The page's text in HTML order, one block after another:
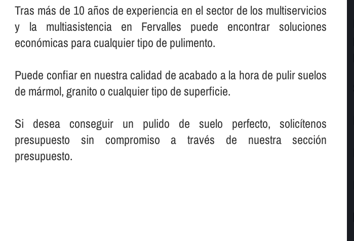
Tras más de 10 años de experiencia en el sector de los multiservicios
y la multiasistencia en Fervalles puede encontrar soluciones
económicas para cualquier tipo de pulimento.
Puede confiar en nuestra calidad de acabado a la hora de pulir suelos
de mármol, granito o cualquier tipo de superficie.
Si desea conseguir un pulido de suelo perfecto, solicí­tenos
presupuesto sin compromiso a través de nuestra sección
presupuesto.